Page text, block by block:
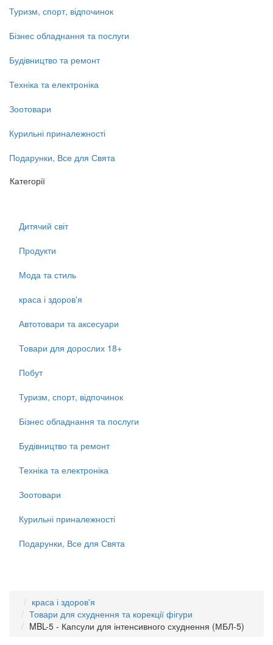
Туризм, спорт, відпочинок
Бізнес обладнання та послуги
Будівництво та ремонт
Техніка та електроніка
Зоотовари
Курильні приналежності
Подарунки, Все для Свята
Категорії
Дитячий світ
Продукти
Мода та стиль
краса і здоров'я
Автотовари та аксесуари
Товари для дорослих 18+
Побут
Туризм, спорт, відпочинок
Бізнес обладнання та послуги
Будівництво та ремонт
Техніка та електроніка
Зоотовари
Курильні приналежності
Подарунки, Все для Свята
краса і здоров'я
Товари для схуднення та корекції фігури
MBL-5 - Капсули для інтенсивного схуднення (МБЛ-5)